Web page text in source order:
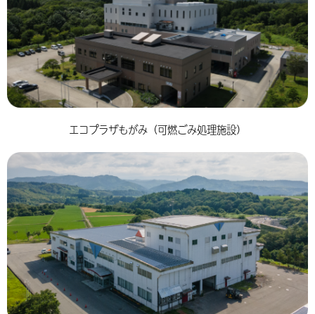
エコプラザもがみ（可燃ごみ処理施設）